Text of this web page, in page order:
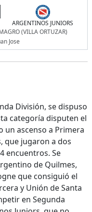
ARGENTINOS JUNIORS
(VILLA ORTUZAR)
Jose
División, se dispuso
categoría disputen el
un ascenso a Primera
que jugaron a dos
encuentros. Se
de Quilmes,
que consiguió el
y Unión de Santa
en Segunda